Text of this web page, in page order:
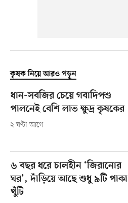
কৃষক নিয়ে আরও পড়ুন
ধান-সবজির চেয়ে গবাদিপশু
পালনেই বেশি লাভ ক্ষুদ্র কৃষকের
২ ঘণ্টা আগে
৬ বছর ধরে চালহীন ‘জিরানোর
ঘর’, দাঁড়িয়ে আছে শুধু ৯টি পাকা
খুঁটি